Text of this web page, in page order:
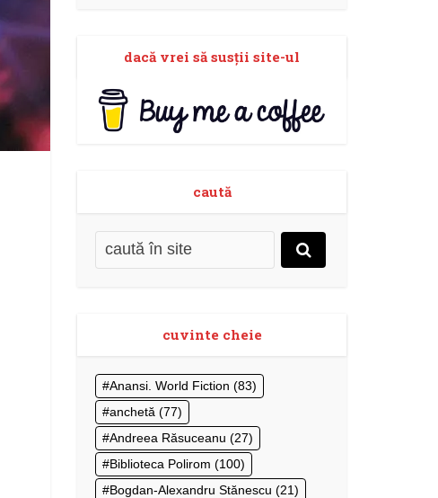
dacă vrei să susţii site-ul
caută
cuvinte cheie
Anansi. World Fiction (83)
anchetă (77)
Andreea Răsuceanu (27)
Biblioteca Polirom (100)
Bogdan-Alexandru Stănescu (21)